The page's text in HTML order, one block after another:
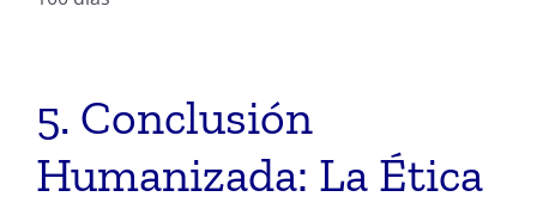
5. Conclusión
Humanizada: La Ética